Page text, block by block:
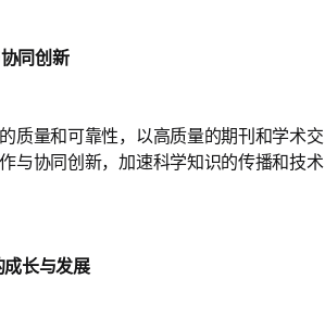
同创新
质量和可靠性，以高质量的期刊和学术交
与协同创新，加速科学知识的传播和技术
长与发展